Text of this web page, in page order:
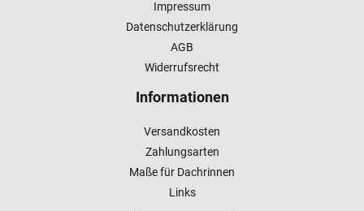
Impressum
Datenschutzerklärung
AGB
Widerrufsrecht
Informationen
Versandkosten
Zahlungsarten
Maße für Dachrinnen
Links